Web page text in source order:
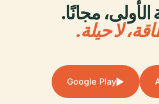
الأولى، مجانًا.
لا حيلة.
▶
Google Play